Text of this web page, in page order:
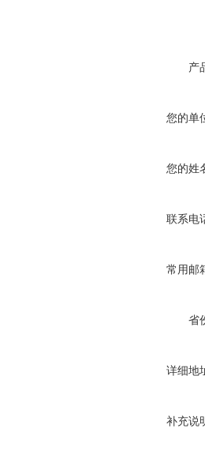
产
您的单
您的姓
联系电
常用邮
省
详细地
补充说